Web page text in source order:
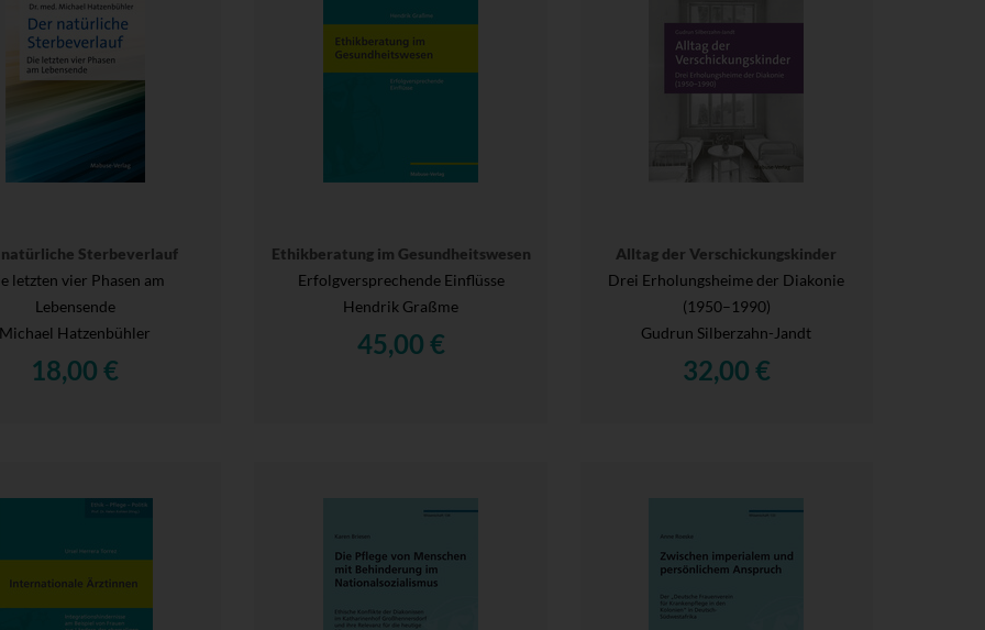
natürliche Sterbeverlauf
letzten vier Phasen am
Lebensende
Michael Hatzenbühler
18,00 €
Ethikberatung im Gesundheitswesen
Erfolgversprechende Einflüsse
Hendrik Graßme
45,00 €
Alltag der Verschickungskinder
Drei Erholungsheime der Diakonie
(1950–1990)
Gudrun Silberzahn-Jandt
32,00 €